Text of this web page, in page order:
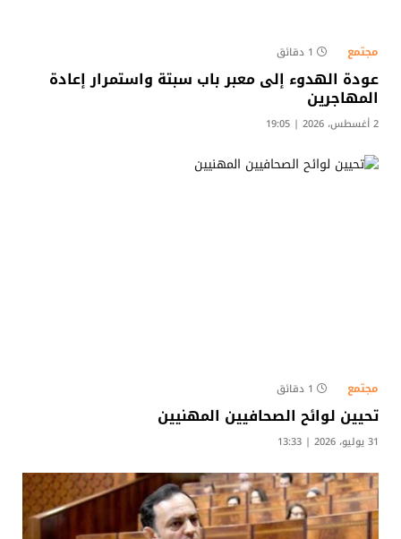
مجتمع 1 دقائق
عودة الهدوء إلى معبر باب سبتة واستمرار إعادة
المهاجرين
2 أغسطس، 2026 | 19:05
مجتمع 1 دقائق
تحيين لوائح الصحافيين المهنيين
31 يوليو، 2026 | 13:33